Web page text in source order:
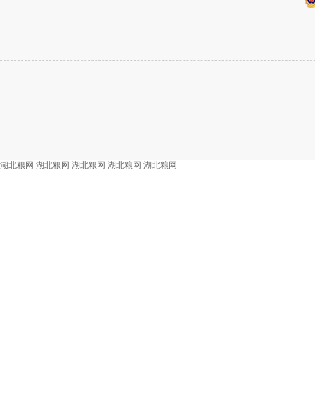
湖北粮网 湖北粮网 湖北粮网 湖北粮网 湖北粮网